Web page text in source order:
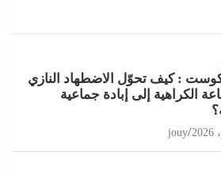
: كيف تحوّل الاضطهاد النازي
الكراهية إلى إبادة جماعية
jouy